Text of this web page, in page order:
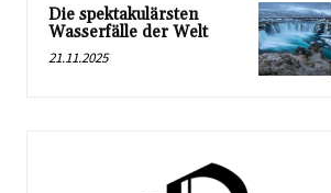
Die spektakulärsten
Wasserfälle der Welt
21.11.2025